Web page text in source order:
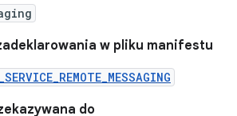
w pliku manifestu
do